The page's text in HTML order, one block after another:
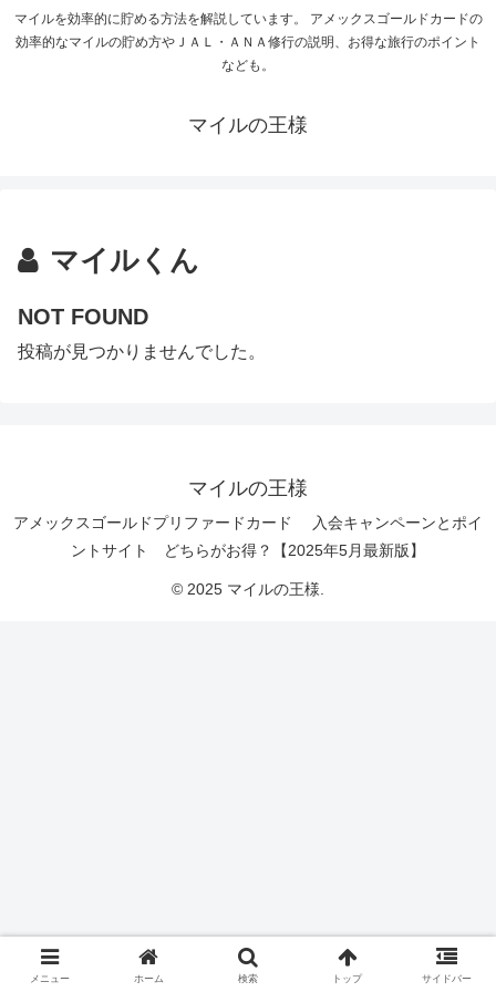
マイルを効率的に貯める方法を解説しています。 アメックスゴールドカードの
効率的なマイルの貯め方やＪＡＬ・ＡＮＡ修行の説明、お得な旅行のポイント
なども。
マイルの王様
マイルくん
NOT FOUND
投稿が見つかりませんでした。
マイルの王様
アメックスゴールドプリファードカード 入会キャンペーンとポイ
ントサイト どちらがお得？【2025年5月最新版】
© 2025 マイルの王様.
メニュー ホーム 検索 トップ サイドバー